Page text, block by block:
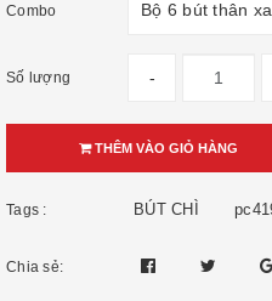
Combo
Số lượng -
THÊM VÀO GIỎ HÀNG
Tags : BÚT CHÌ
Chia sẻ: